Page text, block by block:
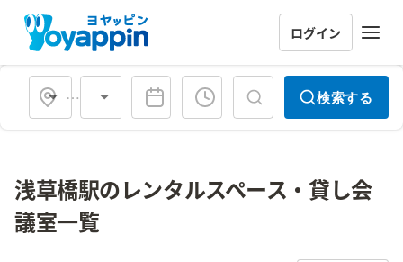
ログイン
会場タイプ 検索する
浅草橋駅のレンタルスペース・貸し会
議室一覧